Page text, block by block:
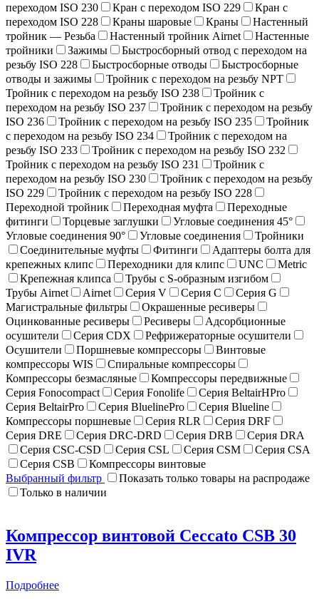
переходом ISO 230
Кран с переходом ISO 229
Кран с
переходом ISO 228
Краны шаровые Краны
Настенный
тройник — Резьба
Настенный тройник Airnet
Настенные
тройники
Зажимы
Быстросборный отвод с переходом на
резьбу ISO 228
Быстросборные отводы
Быстросборные
отводы и зажимы
Тройник с переходом на резьбу NPT
Тройник с переходом на резьбу ISO 238
Тройник с
переходом на резьбу ISO 237
Тройник с переходом на резьбу
ISO 236
Тройник с переходом на резьбу ISO 235
Тройник
с переходом на резьбу ISO 234
Тройник с переходом на
резьбу ISO 233
Тройник с переходом на резьбу ISO 232
Тройник с переходом на резьбу ISO 231
Тройник с
переходом на резьбу ISO 230
Тройник с переходом на резьбу
ISO 229
Тройник с переходом на резьбу ISO 228
Переходной тройник
Переходная муфта
Переходные
фитинги
Торцевые заглушки
Угловые соединения 45°
Угловые соединения 90°
Угловые соединения
Тройники
Соединительные муфты
Фитинги
Адаптеры болта для
крепежных клипс
Переходники для клипс UNC
Metric
Крепежная клипса
Трубы с S-образным изгибом
Трубы Airnet
Airnet Серия V Серия C
Серия G
Магистральные фильтры
Окрашенные ресиверы
Оцинкованные ресиверы
Ресиверы
Адсорбционные
осушители
Серия CDX
Рефрижераторные осушители
Осушители
Поршневые компрессоры
Винтовые
компрессоры WIS
Спиральные компрессоры
Компрессоры безмасляные
Компрессоры передвижные
Серия Fonocompact
Серия Fonolife
Серия BeltairHPro
Серия BeltairPro
Серия BluelinePro
Серия Blueline
Компрессоры поршневые
Серия RLR
Серия DRF
Серия DRE
Серия DRC-DRD Серия DRB
Серия DRA
Серия CSC-CSD
Серия CSL Серия CSM
Серия CSA
Серия CSB
Компрессоры винтовые
Выбранный фильтр
Показать только товары на распродаже
Только в наличии
Компрессор винтовой Ceccato CSB 30
IVR
Подробнее